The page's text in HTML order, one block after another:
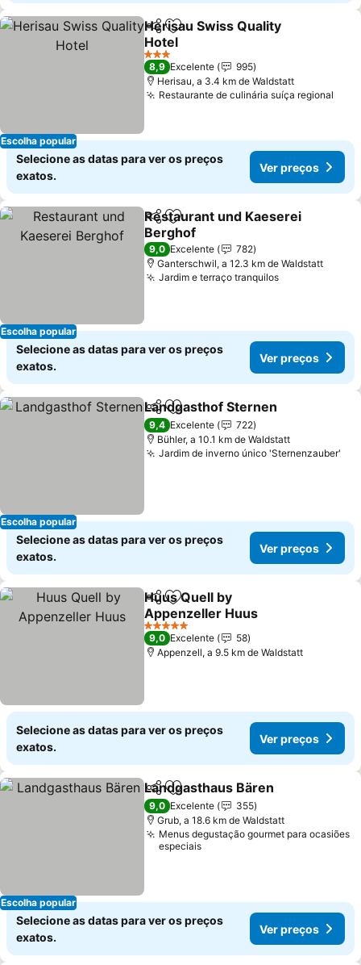
Escolha popular
PartilharAdicionar aos favoritos
Herisau Swiss Quality
Hotel
Ver preços
3 Estrelas
8,9 Excelente
995
Herisau, a 3.4 km de Waldstatt
Restaurante de culinária suíça regional
Selecione as datas para ver os preços
exatos.
Ver preços
Escolha popular
PartilharAdicionar aos favoritos
Restaurant und Kaeserei
Berghof
Ver preços
9,0 Excelente
782
Ganterschwil, a 12.3 km de Waldstatt
Jardim e terraço tranquilosVer preços
Selecione as datas para ver os preços
exatos.
Ver preços
Escolha popular
PartilharAdicionar aos favoritos
Landgasthof Sternen
9,4 Excelente
722
Bühler, a 10.1 km de Waldstatt
Jardim de inverno único 'Sternenzauber'
Selecione as datas para ver os preços
exatos.
Ver preços
PartilharAdicionar aos favoritos
Huus Quell by
Appenzeller Huus
Ver preços
5 Estrelas
9,0 Excelente
58
Appenzell, a 9.5 km de Waldstatt
Selecione as datas para ver os preços
exatos.
Ver preços
Escolha popular
PartilharAdicionar aos favoritos
Landgasthaus Bären
9,0 Excelente
355
Grub, a 18.6 km de Waldstatt
Menus degustação gourmet para ocasiões
especiais
Selecione as datas para ver os preços
exatos.
Ver preços